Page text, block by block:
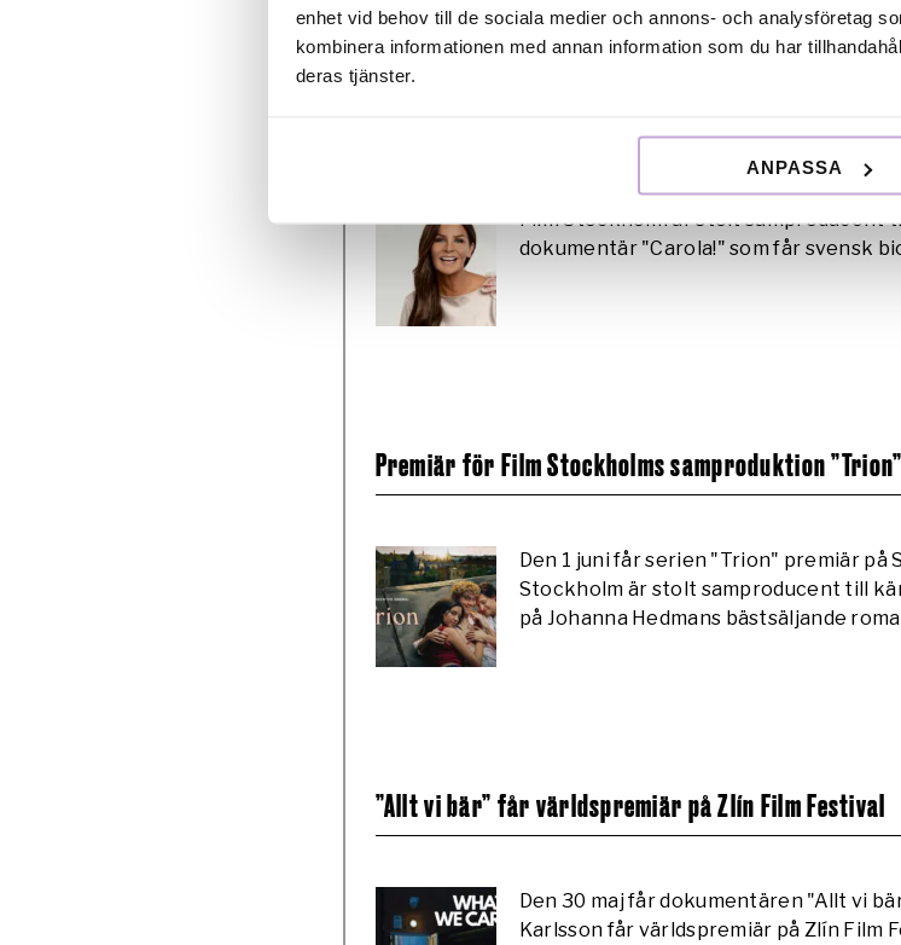
enhet vid behov till de sociala medier och annons- och analysföretag
kombinera informationen med annan information som du har
deras tjänster.
ANPASSA
”Carola!” får världspremiär på Way Out West – har
Film Stockholm är stolt samproducent
dokumentär "Carola!" som får svensk
Premiär för Film Stockholms samproduktion ”Trion”
Den 1 juni får serien "Trion" premiär på
Stockholm är stolt samproducent till
på Johanna Hedmans bästsäljande
”Allt vi bär” får världspremiär på Zlín Film Festival
Den 30 maj får dokumentären "Allt vi
Karlsson får världspremiär på Zlín Film